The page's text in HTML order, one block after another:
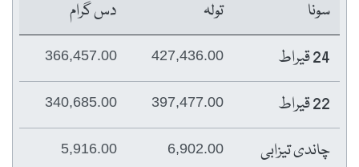
سونا
تولہ
دس گرام
24 قیراط
427,436.00
366,457.00
22 قیراط 397,477.00
340,685.00
چاندی تیزابی 6,902.00
5,916.00